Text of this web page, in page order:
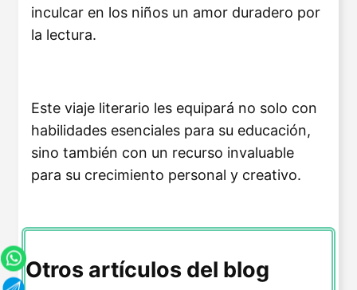
inculcar en los niños un amor duradero por
la lectura.
Este viaje literario les equipará no solo con
habilidades esenciales para su educación,
sino también con un recurso invaluable
para su crecimiento personal y creativo.
Otros artículos del blog